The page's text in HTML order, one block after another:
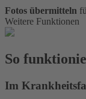
Fotos übermitteln
Weitere Funktionen
So
Im